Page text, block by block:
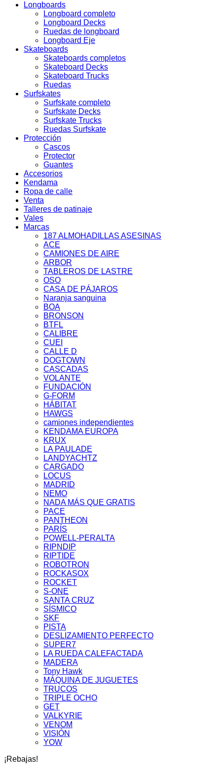
Longboards
Longboard completo
Longboard Decks
Ruedas de longboard
Longboard Eje
Skateboards
Skateboards completos
Skateboard Decks
Skateboard Trucks
Ruedas
Surfskates
Surfskate completo
Surfskate Decks
Surfskate Trucks
Ruedas Surfskate
Protección
Cascos
Protector
Guantes
Accesorios
Kendama
Ropa de calle
Venta
Talleres de patinaje
Vales
Marcas
187 ALMOHADILLAS ASESINAS
ACE
CAMIONES DE AIRE
ARBOR
TABLEROS DE LASTRE
OSO
CASA DE PÁJAROS
Naranja sanguina
BOA
BRONSON
BTFL
CALIBRE
CUEI
CALLE D
DOGTOWN
CASCADAS
VOLANTE
FUNDACIÓN
G-FORM
HÁBITAT
HAWGS
camiones independientes
KENDAMA EUROPA
KRUX
LA PAULADE
LANDYACHTZ
CARGADO
LOCUS
MADRID
NEMO
NADA MÁS QUE GRATIS
PACE
PANTHEON
PARÍS
POWELL-PERALTA
RIPNDIP
RIPTIDE
ROBOTRON
ROCKASOX
ROCKET
S-ONE
SANTA CRUZ
SÍSMICO
SKF
PISTA
DESLIZAMIENTO PERFECTO
SUPER7
LA RUEDA CALEFACTADA
MADERA
Tony Hawk
MÁQUINA DE JUGUETES
TRUCOS
TRIPLE OCHO
GET
VALKYRIE
VENOM
VISIÓN
YOW
¡Rebajas!